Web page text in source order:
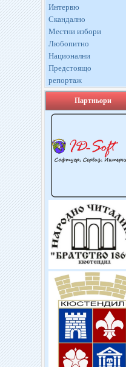
Интервю
Скандално
Местни избори
Любопитно
Национални
Предстоящо
репортаж
Партньори